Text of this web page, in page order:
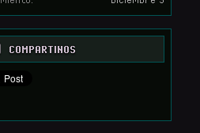
COMPARTINOS